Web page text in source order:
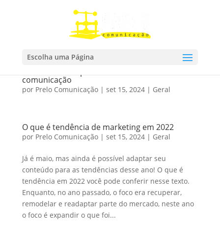
Escolha uma Página
Prelo Comunicação|set 15, 2024|
comunicação
por Prelo Comunicação| set 15, 2024| Geral
O que é tendência de marketing em 2022
por Prelo Comunicação| set 15, 2024| Geral
Já é maio, mas ainda é possível adaptar seu
conteúdo para as tendências desse ano! O que é
tendência em 2022 você pode conferir nesse texto.
Enquanto, no ano passado, o foco era recuperar,
remodelar e readaptar parte do mercado, neste ano
o foco é expandir o que foi...